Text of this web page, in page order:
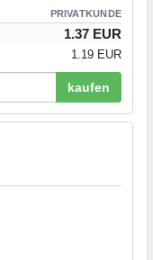
PRIVATKUNDE
1.37 EUR
1.19 EUR
kaufen